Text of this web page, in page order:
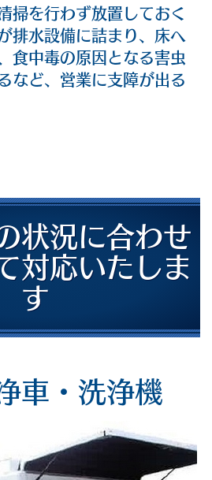
掃を行わず放置しておく
排水設備に詰まり、床へ
食中毒の原因となる害虫
など、営業に支障が出る
状況に合わせ
対応いたしま
す
車・洗浄機